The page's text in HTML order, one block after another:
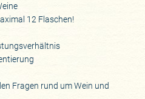
12 Flaschen!
Fragen rund um Wein und